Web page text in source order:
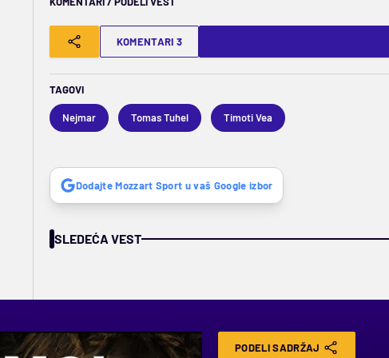
KOMENTARI 3
TAGOVI
Nejmar Tomas Tuhel Timoti Vea
Dodajte Mozzart Sport u vaš Google izbor
SLEDEĆA VEST
PODELI SADRŽAJ